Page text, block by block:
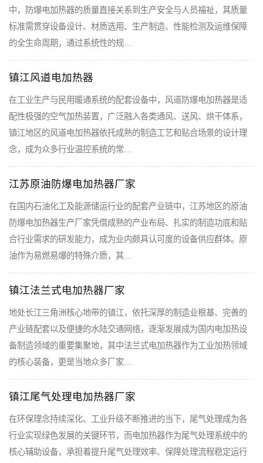
中，防爆电加热器的质量直接关系到生产安全与人员福祉，其质量
标准需贯穿设备设计、材质选用、生产制造、性能检测及运维保障
的全生命周期，通过系统性的规…
镇江风道电加热器
在工业生产与民用暖通系统的配套设备中，风道防爆电加热器是适
配性极强的空气加热装置，广泛融入各类通风、送风、烘干体系，
镇江地区的风道电加热器依托成熟的制造工艺和贴合场景的设计理
念，成为众多行业温控系统的常…
江苏原油防爆电加热器厂家
在国内石油化工及能源储运行业的配套产业链中，江苏地区的原油
防爆电加热器生产厂家凭借成熟的产业布局、扎实的制造功底和贴
合行业需求的研发能力，成为业内颇具认可度的设备供应群体。原
油作为易燃易爆的特殊介质，其…
镇江法兰式电加热器厂家
地处长江三角洲核心地带的镇江，依托深厚的制造业根基、完善的
产业链配套以及便捷的水陆交通网络，逐渐发展成为国内电加热设
备制造领域的重要集聚地，其中法兰式电加热器作为工业加热领域
的核心装备，更是当地众多厂家…
镇江尾气处理电加热器厂家
在环保理念持续深化、工业升级不断推进的当下，尾气处理成为各
行业实现绿色发展的关键环节，而电加热器作为尾气处理系统中的
核心辅助设备，承担着提升尾气处理效率、保障处理流程稳定运行